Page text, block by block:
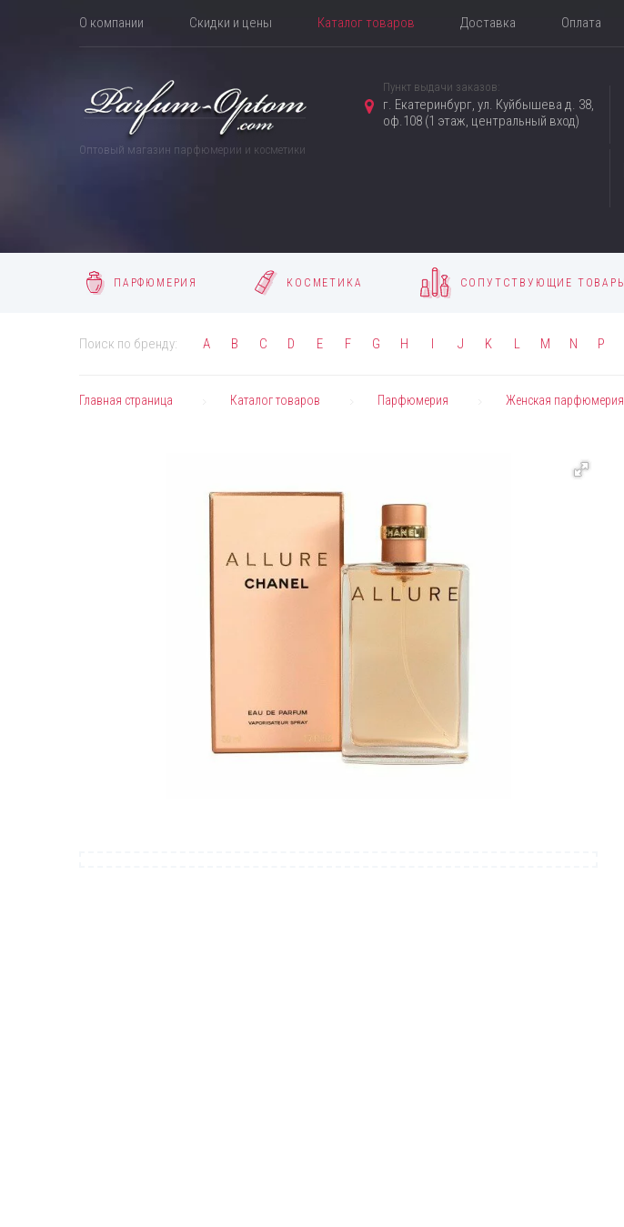
О компании Скидки и цены Каталог товаров Доставка Оплата
Оптовый магазин парфюмерии и косметики
Пункт выдачи заказов:
г. Екатеринбург, ул. Куйбышева д. 38,
оф.108 (1 этаж, центральный вход)
ПАРФЮМЕРИЯ КОСМЕТИКА СОПУТСТВУЮЩИЕ ТОВАРЫ
Поиск по бренду: A B C D E F G H I J K L M N P
Главная страница Каталог товаров Парфюмерия Женская парфюмерия